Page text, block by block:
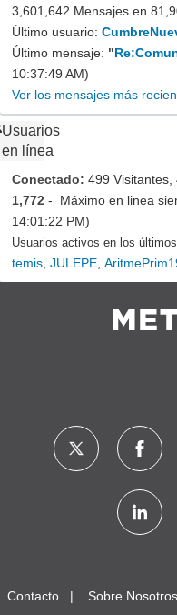
3,601,642 Mensajes en
Último usuario:
Último mensaje: "
10:37:49 AM)
Ver los mensajes más
Usuarios
en línea
Conectado: 499
1,772 - Máximo en linea
14:01:22 PM)
Usuarios activos en los
temis JULEPE
Contacto Sobre Nosotros